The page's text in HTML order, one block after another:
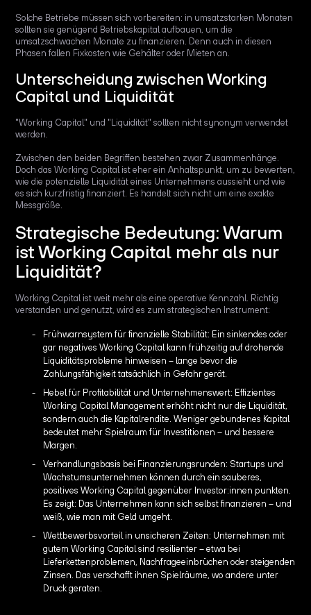
Solche Betriebe müssen sich vorbereiten: in umsatzstarken Monaten
sollten sie genügend Betriebskapital aufbauen, um die
umsatzschwachen Monate zu finanzieren. Denn auch in diesen
Phasen fallen Fixkosten wie Gehälter oder Mieten an.
Unterscheidung zwischen Working
Capital und Liquidität
"Working Capital" und "Liquidität" sollten nicht synonym verwendet
werden.
Zwischen den beiden Begriffen bestehen zwar Zusammenhänge.
Doch das Working Capital ist eher ein Anhaltspunkt, um zu bewerten,
wie die potenzielle Liquidität eines Unternehmens aussieht und wie
es sich kurzfristig finanziert. Es handelt sich nicht um eine exakte
Messgröße.
Strategische Bedeutung: Warum
ist Working Capital mehr als nur
Liquidität?
Working Capital ist weit mehr als eine operative Kennzahl. Richtig
verstanden und genutzt, wird es zum strategischen Instrument:
Frühwarnsystem für finanzielle Stabilität: Ein sinkendes oder
gar negatives Working Capital kann frühzeitig auf drohende
Liquiditätsprobleme hinweisen – lange bevor die
Zahlungsfähigkeit tatsächlich in Gefahr gerät.
Hebel für Profitabilität und Unternehmenswert: Effizientes
Working Capital Management erhöht nicht nur die Liquidität,
sondern auch die Kapitalrendite. Weniger gebundenes Kapital
bedeutet mehr Spielraum für Investitionen – und bessere
Margen.
Verhandlungsbasis bei Finanzierungsrunden: Startups und
Wachstumsunternehmen können durch ein sauberes,
positives Working Capital gegenüber Investor:innen punkten.
Es zeigt: Das Unternehmen kann sich selbst finanzieren – und
weiß, wie man mit Geld umgeht.
Wettbewerbsvorteil in unsicheren Zeiten: Unternehmen mit
gutem Working Capital sind resilienter – etwa bei
Lieferkettenproblemen, Nachfrageeinbrüchen oder steigenden
Zinsen. Das verschafft ihnen Spielräume, wo andere unter
Druck geraten.